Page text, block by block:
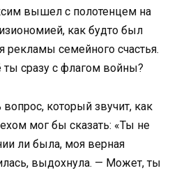
вышел с полотенцем на
как будто был
рекламы семейного счастья.
ты сразу с флагом войны?
который звучит, как
мог бы сказать: «Ты не
ли была, моя верная
выдохнула. — Может, ты